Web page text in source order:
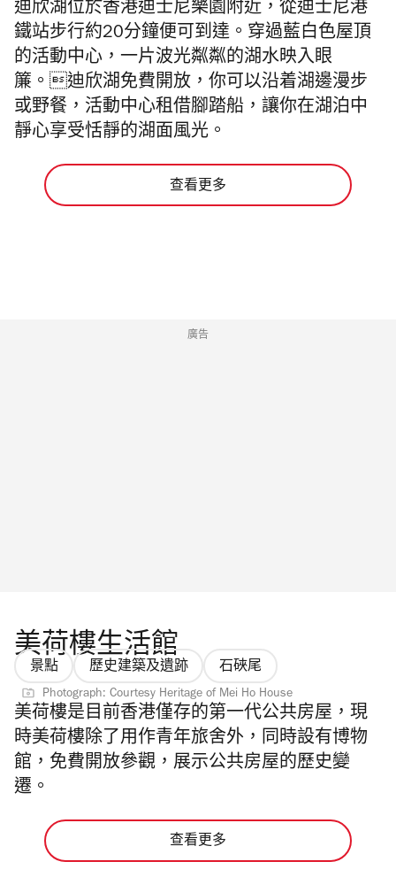
迪欣湖位於香港迪士尼樂園附近，從迪士尼港
鐵站步行約20分鐘便可到達。穿過藍白色屋頂
的活動中心，一片波光粼粼的湖水映入眼
簾。迪欣湖免費開放，你可以沿着湖邊漫步
或野餐，活動中心租借腳踏船，讓你在湖泊中
靜心享受恬靜的湖面風光。
查看更多
廣告
美荷樓生活館
景點 歷史建築及遺跡 石硤尾
Photograph: Courtesy Heritage of Mei Ho House
美荷樓是目前香港僅存的第一代公共房屋， 現
時美荷樓除了用作青年旅舍外，同時設有博物
館，免費開放參觀，展示公共房屋的歷史變
遷。
查看更多